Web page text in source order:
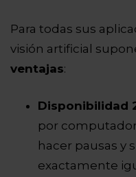
Para todas sus
visión artificial
ventajas:
Disponibilidad
por computador
hacer pausas y
exactamente